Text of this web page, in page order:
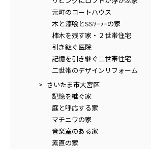
元町のコートハウス
木と漆喰とSSｿｰﾗｰの家
柿木を残す家・２世帯住宅
引き継ぐ医院
記憶を引き継ぐ二世帯住宅
二世帯のデザインリフォーム
さいたま市大宮区
記憶を継ぐ家
庭と呼応する家
マチニワの家
音楽室のある家
素直の家